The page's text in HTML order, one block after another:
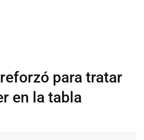
para tratar
en la tabla